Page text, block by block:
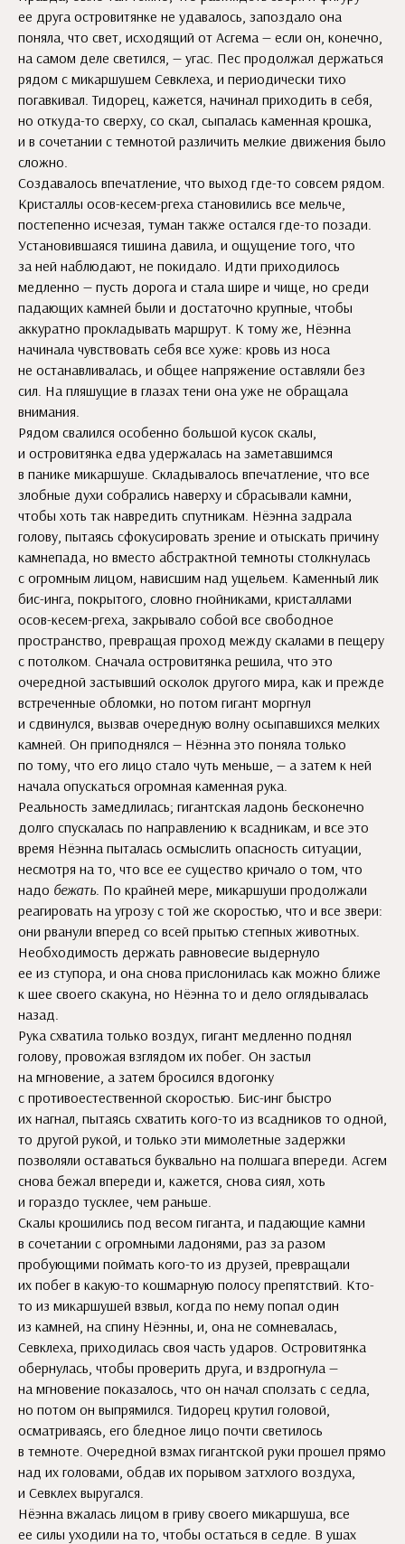
ее друга островитянке не удавалось, запоздало она
поняла, что свет, исходящий от Асгема — если он, конечно,
на самом деле светился, — угас. Пес продолжал держаться
рядом с микаршушем Севклеха, и периодически тихо
погавкивал. Тидорец, кажется, начинал приходить в себя,
но откуда-то сверху, со скал, сыпалась каменная крошка,
и в сочетании с темнотой различить мелкие движения было
сложно.
Создавалось впечатление, что выход где-то совсем рядом.
Кристаллы осов-кесем-ргеха становились все мельче,
постепенно исчезая, туман также остался где-то позади.
Установившаяся тишина давила, и ощущение того, что
за ней наблюдают, не покидало. Идти приходилось
медленно — пусть дорога и стала шире и чище, но среди
падающих камней были и достаточно крупные, чтобы
аккуратно прокладывать маршрут. К тому же, Нёэнна
начинала чувствовать себя все хуже: кровь из носа
не останавливалась, и общее напряжение оставляли без
сил. На пляшущие в глазах тени она уже не обращала
внимания.
Рядом свалился особенно большой кусок скалы,
и островитянка едва удержалась на заметавшимся
в панике микаршуше. Складывалось впечатление, что все
злобные духи собрались наверху и сбрасывали камни,
чтобы хоть так навредить спутникам. Нёэнна задрала
голову, пытаясь сфокусировать зрение и отыскать причину
камнепада, но вместо абстрактной темноты столкнулась
с огромным лицом, нависшим над ущельем. Каменный лик
бис-инга, покрытого, словно гнойниками, кристаллами
осов-кесем-ргеха, закрывало собой все свободное
пространство, превращая проход между скалами в пещеру
с потолком. Сначала островитянка решила, что это
очередной застывший осколок другого мира, как и прежде
встреченные обломки, но потом гигант моргнул
и сдвинулся, вызвав очередную волну осыпавшихся мелких
камней. Он приподнялся — Нёэнна это поняла только
по тому, что его лицо стало чуть меньше, — а затем к ней
начала опускаться огромная каменная рука.
Реальность замедлилась; гигантская ладонь бесконечно
долго спускалась по направлению к всадникам, и все это
время Нёэнна пыталась осмыслить опасность ситуации,
несмотря на то, что все ее существо кричало о том, что
надо бежать. По крайней мере, микаршуши продолжали
реагировать на угрозу с той же скоростью, что и все звери:
они рванули вперед со всей прытью степных животных.
Необходимость держать равновесие выдернуло
ее из ступора, и она снова прислонилась как можно ближе
к шее своего скакуна, но Нёэнна то и дело оглядывалась
назад.
Рука схватила только воздух, гигант медленно поднял
голову, провожая взглядом их побег. Он застыл
на мгновение, а затем бросился вдогонку
с противоестественной скоростью. Бис-инг быстро
их нагнал, пытаясь схватить кого-то из всадников то одной,
то другой рукой, и только эти мимолетные задержки
позволяли оставаться буквально на полшага впереди. Асгем
снова бежал впереди и, кажется, снова сиял, хоть
и гораздо тусклее, чем раньше.
Скалы крошились под весом гиганта, и падающие камни
в сочетании с огромными ладонями, раз за разом
пробующими поймать кого-то из друзей, превращали
их побег в какую-то кошмарную полосу препятствий. Кто-
то из микаршушей взвыл, когда по нему попал один
из камней, на спину Нёэнны, и, она не сомневалась,
Севклеха, приходилась своя часть ударов. Островитянка
обернулась, чтобы проверить друга, и вздрогнула —
на мгновение показалось, что он начал сползать с седла,
но потом он выпрямился. Тидорец крутил головой,
осматриваясь, его бледное лицо почти светилось
в темноте. Очередной взмах гигантской руки прошел прямо
над их головами, обдав их порывом затхлого воздуха,
и Севклех выругался.
Нёэнна вжалась лицом в гриву своего микаршуша, все
ее силы уходили на то, чтобы остаться в седле. В ушах